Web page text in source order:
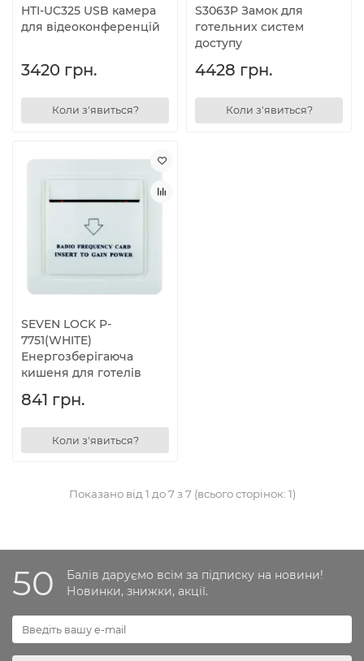
HTI-UC325 USB камера
для відеоконференцій
3420 грн.
Коли з'явиться?
S3063P Замок для
готельних систем
доступу
4428 грн.
Коли з'явиться?
SEVEN LOCK P-
7751(WHITE)
Енергозберігаюча
кишеня для готелів
841 грн.
Коли з'явиться?
Показано від 1 до 7 з 7 (всього сторінок: 1)
50
Балів даруємо всім за підписку на новини!
Новинки, знижки, акції.